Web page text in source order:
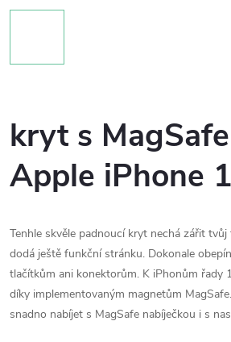
kryt s
Apple iPhone
Tenhle skvěle padnoucí kryt nechá zářit
dodá ještě funkční stránku. Dokonale
tlačítkům ani konektorům. K iPhonům řady
díky implementovaným magnetům
snadno nabíjet s MagSafe nabíječkou i s